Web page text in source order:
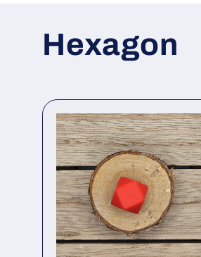
C
l
e
c
Hexagon